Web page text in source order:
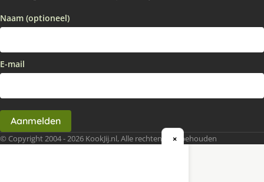
Naam (optioneel)
E-mail
Aanmelden
© Copyright 2004 - 2026 KookJij.nl, Alle rechten voorbehouden
×